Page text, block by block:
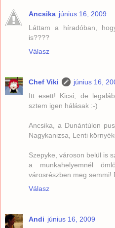
Ancsika június 16, 2009
Láttam a híradóban,
is????
Válasz
Chef Viki
június 16,
Itt esett! Kicsi, de
sztem igen hálásak :-)
Ancsika, a Dunántúlon
Nagykanizsa, Lenti
Szepyke, városon belül is
a munkahelyemnél
városrészben meg semmi!
Válasz
Andi június 16, 2009